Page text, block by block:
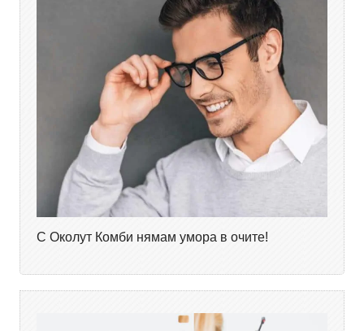
С Околут Комби нямам умора в очите!